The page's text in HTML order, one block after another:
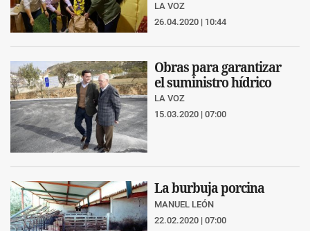
LA VOZ
26.04.2020 | 10:44
Obras para garantizar
el suministro hídrico
LA VOZ
15.03.2020 | 07:00
La burbuja porcina
MANUEL LEÓN
22.02.2020 | 07:00